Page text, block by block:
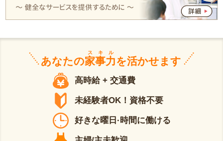
あなたの家事力
スキル
を活かせます
高時給 + 交通費
未経験者OK！資格不要
好きな曜日·時間に働ける